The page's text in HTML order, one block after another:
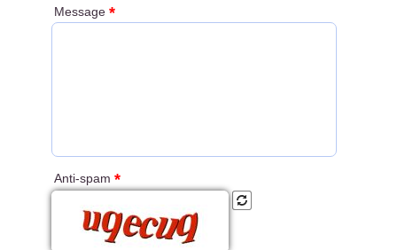
Message *
Anti-spam *